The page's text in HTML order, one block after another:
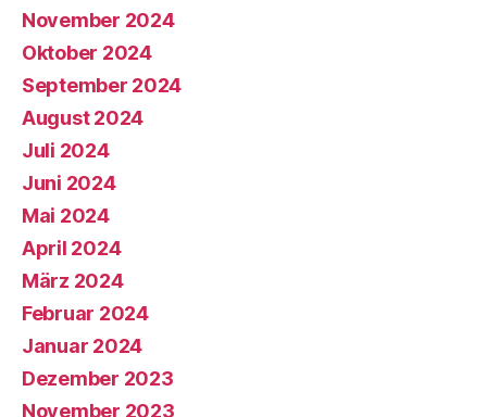
November 2024
Oktober 2024
September 2024
August 2024
Juli 2024
Juni 2024
Mai 2024
April 2024
März 2024
Februar 2024
Januar 2024
Dezember 2023
November 2023